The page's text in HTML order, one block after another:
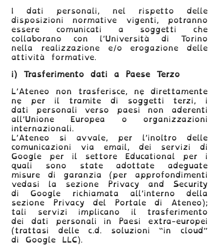
I dati personali, nel rispetto delle
disposizioni normative vigenti, potranno
essere comunicati a soggetti che
collaborano con l’Università di Torino
nella realizzazione e/o erogazione delle
attività formative.
i) Trasferimento dati a Paese Terzo
L’Ateneo non trasferisce, né direttamente
né per il tramite di soggetti terzi, i
dati personali verso paesi non aderenti
all’Unione Europea o organizzazioni
internazionali.
L’Ateneo si avvale, per l’inoltro delle
comunicazioni via email, dei servizi di
Google per il settore Educational per i
quali sono state adottate adeguate
misure di garanzia (per approfondimenti
vedasi la sezione Privacy and Security
di Google richiamata all’interno della
sezione Privacy del Portale di Ateneo);
tali servizi implicano il trasferimento
dei dati personali in Paesi extra-europei
(trattasi delle c.d. soluzioni “in cloud”
di Google LLC).